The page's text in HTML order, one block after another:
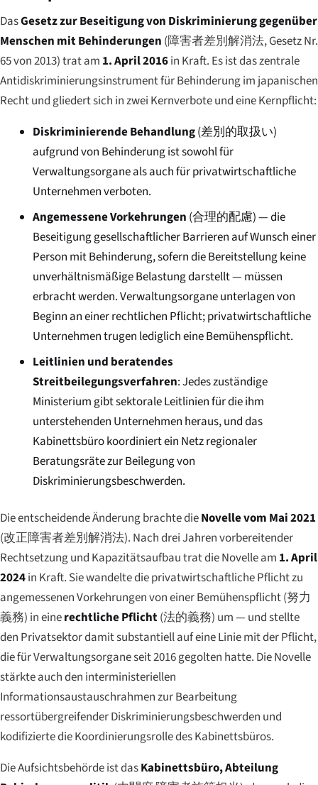
DasGesetz zur Beseitigung von Diskriminierung gegenüber
Menschen mit Behinderungen (障害者差別解消法, Gesetz Nr.
65 von 2013) trat am 1. April 2016in Kraft. Es ist das zentrale
Antidiskriminierungsinstrument für Behinderung im japanischen
Recht und gliedert sich in zwei Kernverbote und eine Kernpflicht:
Diskriminierende Behandlung(差別的取扱い)
aufgrund von Behinderung ist sowohl für
Verwaltungsorgane als auch für privatwirtschaftliche
Unternehmen verboten.
Angemessene Vorkehrungen (合理的配慮) — die
Beseitigung gesellschaftlicher Barrieren auf Wunsch einer
Person mit Behinderung, sofern die Bereitstellung keine
unverhältnismäßige Belastung darstellt — müssen
erbracht werden. Verwaltungsorgane unterlagen von
Beginn an einer rechtlichen Pflicht; privatwirtschaftliche
Unternehmen trugen lediglich eine Bemühenspflicht.
Leitlinien und beratendes
Streitbeilegungsverfahren: Jedes zuständige
Ministerium gibt sektorale Leitlinien für die ihm
unterstehenden Unternehmen heraus, und das
Kabinettsbüro koordiniert ein Netz regionaler
Beratungsräte zur Beilegung von
Diskriminierungsbeschwerden.
Die entscheidende Änderung brachte dieNovelle vom Mai 2021
(改正障害者差別解消法). Nach drei Jahren vorbereitender
Rechtsetzung und Kapazitätsaufbau trat die Novelle am 1. April
2024in Kraft. Sie wandelte die privatwirtschaftliche Pflicht zu
angemessenen Vorkehrungen von einer Bemühenspflicht (努力
義務) in einerechtliche Pflicht(法的義務) um — und stellte
den Privatsektor damit substantiell auf eine Linie mit der Pflicht,
die für Verwaltungsorgane seit 2016 gegolten hatte. Die Novelle
stärkte auch den interministeriellen
Informationsaustauschrahmen zur Bearbeitung
ressortübergreifender Diskriminierungsbeschwerden und
kodifizierte die Koordinierungsrolle des Kabinettsbüros.
Die Aufsichtsbehörde ist dasKabinettsbüro, Abteilung